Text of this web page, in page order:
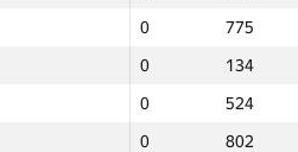
0
775
0
134
0
524
0
802
0
775
0
134
0
524
0
802